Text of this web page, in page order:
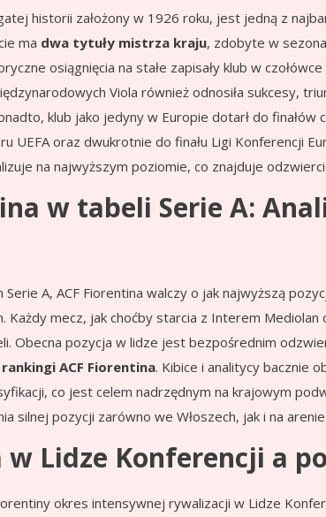
historii założony w 1926 roku, jest jedną z
ma dwa tytuły mistrza kraju, zdobyte w
osiągnięcia na stałe zapisały klub w
Viola również odnosiła sukcesy,
klub jako jedyny w Europie dotarł do finałów
UEFA oraz dwukrotnie do finału Ligi Konferencji
na najwyższym poziomie, co znajduje
w tabeli Serie A:
A, ACF Fiorentina walczy o jak najwyższą
Każdy mecz, jak choćby starcia z Interem Mediolan
Obecna pozycja w lidze jest bezpośrednim
rankingi ACF Fiorentina. Kibice i analitycy bacznie
co jest celem nadrzędnym na krajowym
silnej pozycji zarówno we Włoszech, jak i na
w Lidze Konferencji a
okres intensywnej rywalizacji w Lidze